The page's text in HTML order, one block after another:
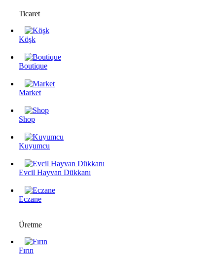
Ticaret
Köşk
Boutique
Market
Shop
Kuyumcu
Evcil Hayvan Dükkanı
Eczane
Üretme
Fırın